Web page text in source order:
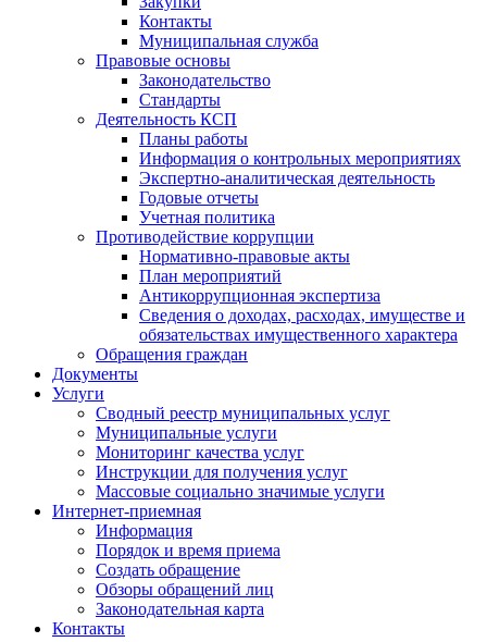
Контакты
Муниципальная служба
Правовые основы
Законодательство
Стандарты
Деятельность КСП
Планы работы
Информация о контрольных мероприятиях
Экспертно-аналитическая деятельность
Годовые отчеты
Учетная политика
Противодействие коррупции
Нормативно-правовые акты
План мероприятий
Антикоррупционная экспертиза
Сведения о доходах, расходах, имуществе и
обязательствах имущественного характера
Обращения граждан
Документы
Услуги
Сводный реестр муниципальных услуг
Муниципальные услуги
Мониторинг качества услуг
Инструкции для получения услуг
Массовые социально значимые услуги
Интернет-приемная
Информация
Порядок и время приема
Создать обращение
Обзоры обращений лиц
Законодательная карта
Контакты